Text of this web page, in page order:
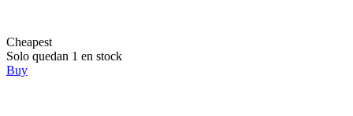
Cheapest
Solo quedan 1 en stock
Buy